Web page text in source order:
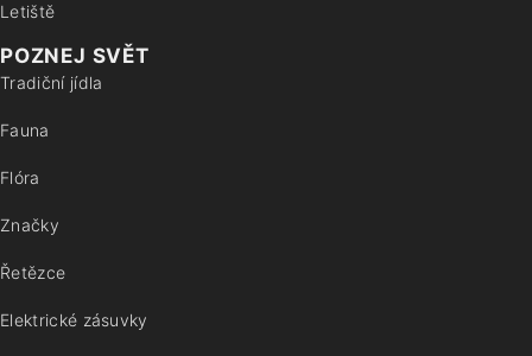
Letiště
POZNEJ SVĚT
Tradiční jídla
Fauna
Flóra
Značky
Řetězce
Elektrické zásuvky